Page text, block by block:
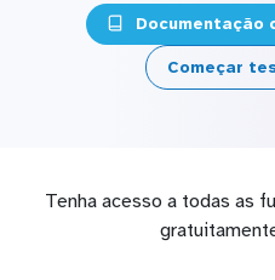
Documentação
Começar
Tenha acesso a todas as